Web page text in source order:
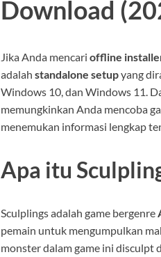
Download
Jika Anda mencari offline
adalah standalone setupyang
Windows 10, dan Windows 11.
memungkinkan Anda mencoba
menemukan informasi lengkap
Apa itu
Sculplings adalah game bergenre
pemain untuk mengumpulkan
monster dalam game ini disculpt